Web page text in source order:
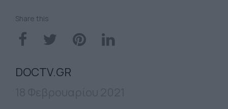
Share this
DOCTV.GR